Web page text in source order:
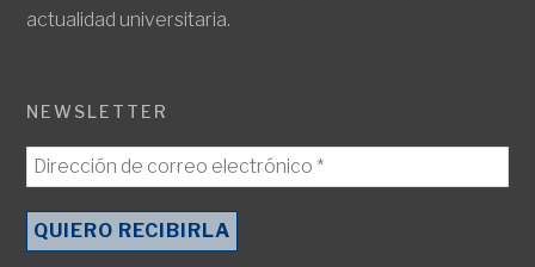
actualidad universitaria.
NEWSLETTER